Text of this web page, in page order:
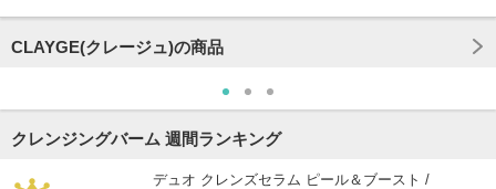
CLAYGE(クレージュ)の商品
クレンジングバーム 週間ランキング
デュオ クレンズセラム ピール＆ブースト /